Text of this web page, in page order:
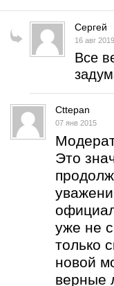
Сергей
16 авг 2019
Все
Cttepan
07 янв 2015
Это
уже не
только
новой
верные